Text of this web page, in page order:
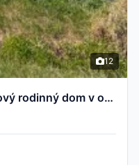
12
Na predaj priestranný 5-izbový rodinný dom v obci Selice pripravený stať sa vaším novým domovom